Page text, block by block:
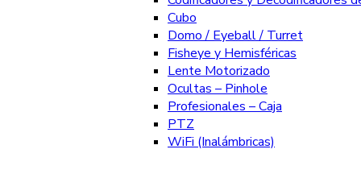
Cubo
Domo / Eyeball / Turret
Fisheye y Hemisféricas
Lente Motorizado
Ocultas – Pinhole
Profesionales – Caja
PTZ
WiFi (Inalámbricas)